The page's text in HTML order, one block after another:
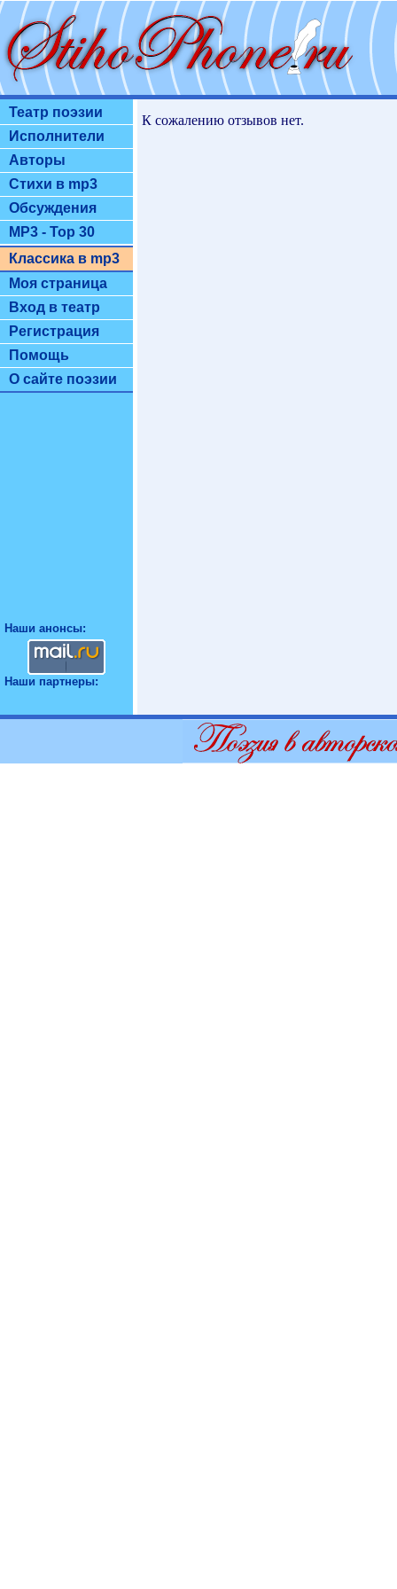
Театр поэзии
Исполнители
Авторы
Стихи в mp3
Обсуждения
MP3 - Top 30
Классика в mp3
Моя страница
Вход в театр
Регистрация
Помощь
О сайте поэзии
Наши анонсы:
Наши партнеры:
К сожалению отзывов нет.